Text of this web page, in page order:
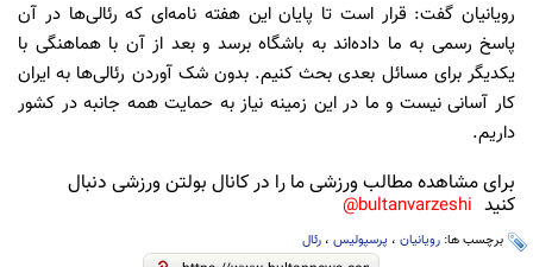
رویانیان گفت: قرار است تا پایان این هفته نامه‌ای که رئالی‌ها در آن
پاسخ رسمی به ما داده‌اند به باشگاه برسد و بعد از آن با هماهنگی با
یکدیگر برای مسائل بعدی بحث کنیم. بدون شک آوردن رئالی‌ها به ایران
کار آسانی نیست و ما در این زمینه نیاز به حمایت همه جانبه در کشور
داریم.
برای مشاهده مطالب ورزشی ما را در کانال بولتن ورزشی دنبال
کنید bultanvarzeshi@
برچسب ها: رویانیان ، پرسپولیس ، رئال